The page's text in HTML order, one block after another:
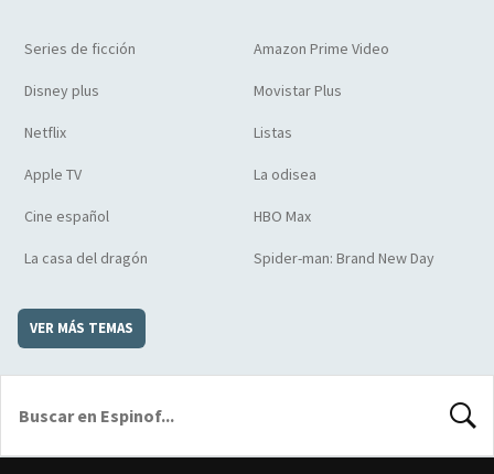
Series de ficción Amazon Prime Video
Disney plus Movistar Plus
Netflix Listas
Apple TV La odisea
Cine español HBO Max
La casa del dragón Spider-man: Brand New Day
VER MÁS TEMAS